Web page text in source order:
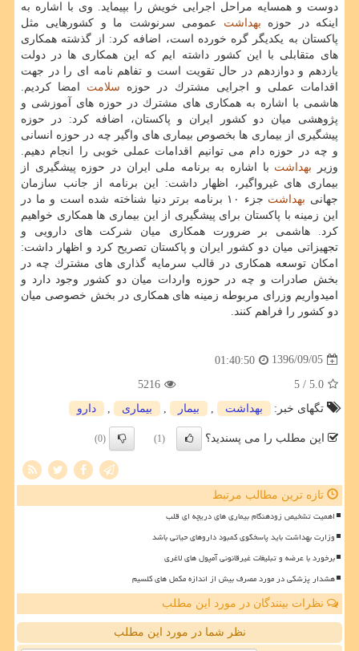
دوست و همسایه مراحل اجرایی خویش را بپیماید. وی با اشاره به
اینكه در حوزه بهداشت عمومی سرنوشت ما و كشورهایی مثل
پاكستان به یكدیگر گره خورده است، اضافه كرد: از گذشته همكاری
های متقابلی با این كشور داشته ایم كه این همكاری ها در دولت
یازدهم و دوازدهم در حال تقویت است و تفاهم نامه ای را در جهت
اقدامات عملی و اجرایی مشترك در حوزه سلامت امضا كردیم.
هاشمی با اشاره به همكاری های مشترك در حوزه های آموزشی و
پژوهشی میان دو كشور ایران و پاكستان، اضافه كرد: در حوزه
پیشگیری از بیماری ها بخصوص بیماری های واگیر چه در حوزه انسانی
و چه در حوزه دام می توانیم اقدامات عملی خوبی را انجام دهیم.
وزیر بهداشت با اشاره به برنامه ملی ایران در حوزه پیشگیری از
بیماری های غیرواگیر، اظهار داشت: این برنامه از جانب سازمان
جهانی بهداشت
جزء ۱۰ برنامه برتر دنیا شناخته شده است و ما در
این زمینه با پاكستان برای پیشگیری از این بیماری ها همكاری خواهیم
كرد. هاشمی بر ضرورت همكاری میان شركت های دارویی و
تجهیزاتی میان دو كشور ایران و پاكستان تصریح كرد و اظهار داشت:
امكان توسعه همكاری در قالب سرمایه گذاری های مشترك چه در
بخش صادرات و چه در حوزه واردات میان دو كشور وجود دارد و
امیدواریم وزرای مربوطه زمینه های همكاری در بخش خصوصی میان
دو كشور را فراهم كنند.
1396/09/05
01:40:50
5.0
/ 5
5216
تگهای خبر:
بهداشت بیمار بیماری دارو
این مطلب را می پسندید؟ (1)
(0)
تازه ترین مطالب مرتبط
اهمیت تشخیص زودهنگام بیماری های دریچه ای قلب
وزارت بهداشت باید پاسخگوی کمبود داروهای حیاتی باشد
برخورد با عرضه و تبلیغات غیرقانونی آمپول های لاغری
هشدار پزشکی در مورد مصرف بیش از اندازه مکمل های کلسیم
نظرات بینندگان در مورد این مطلب
نظر شما در مورد این مطلب